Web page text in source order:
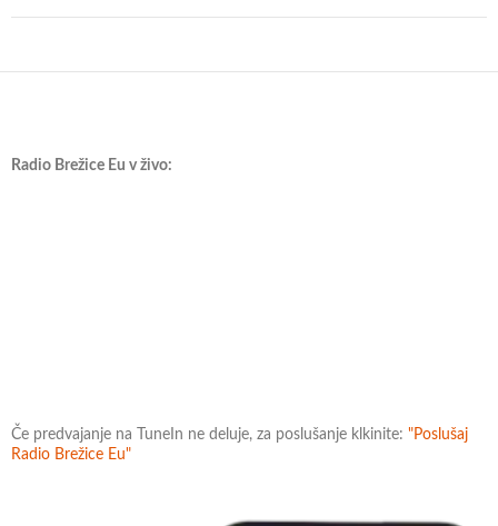
Radio Brežice Eu v živo:
Če predvajanje na TuneIn ne deluje, za poslušanje klkinite: "Poslušaj
Radio Brežice Eu"